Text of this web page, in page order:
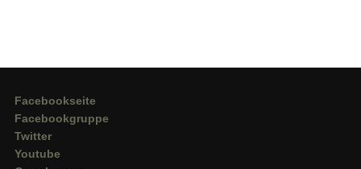
Facebookseite
Facebookgruppe
Twitter
Youtube